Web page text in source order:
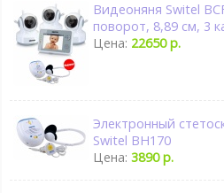
Видеоняня Switel
поворот, 8,89 см, 3
Цена: 22650 р.
Электронный
Switel BH170
Цена:3890 р.